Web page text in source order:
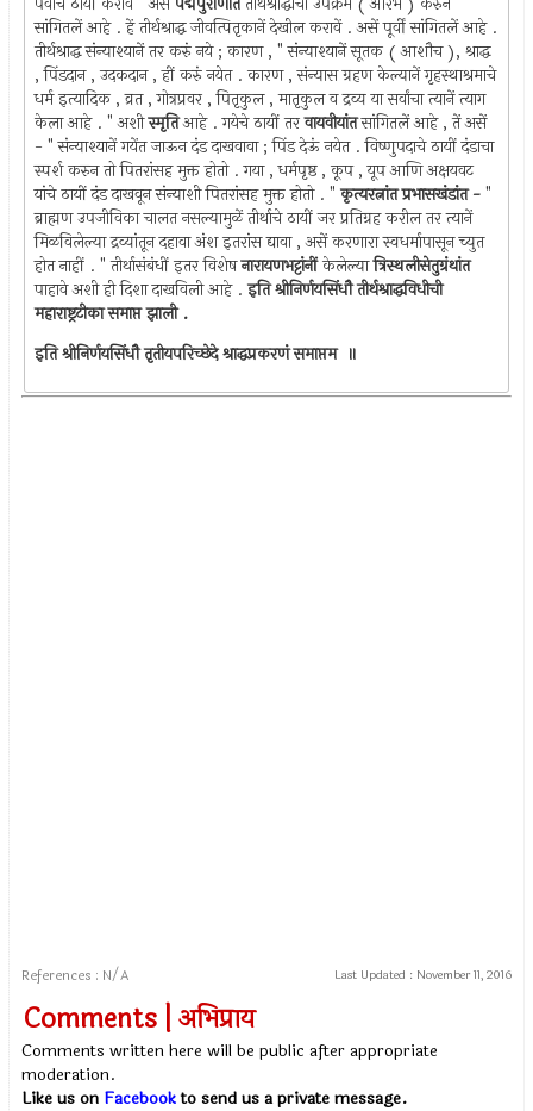
सांगितलें आहे . हें तीर्थश्राद्ध जीवत्पितृकानें देखील करावें . असें पूर्वीं सांगितलें आहे .
तीर्थश्राद्ध संन्याश्यानें तर करुं नये ; कारण , " संन्याश्यानें सूतक ( आशौच ), श्राद्ध
, पिंडदान , उदकदान , हीं करुं नयेत . कारण , संन्यास ग्रहण केल्यानें गृहस्थाश्रमाचे
धर्म इत्यादिक , व्रत , गोत्रप्रवर , पितृकुल , मातृकुल व द्रव्य या सर्वांचा त्यानें त्याग
केला आहे . " अशीस्मृतिआहे . गयेचे ठायीं तरवायवीयांतसांगितलें आहे , तें असें
- " संन्याश्यानें गयेंत जाऊन दंड दाखवावा ; पिंड देऊं नयेत . विष्णुपदाचे ठायीं दंडाचा
स्पर्श करुन तो पितरांसह मुक्त होतो . गया , धर्मपृष्ठ , कूप , यूप आणि अक्षयवट
यांचे ठायीं दंड दाखवून संन्याशी पितरांसह मुक्त होतो . "कृत्यरत्नांत प्रभासखंडांत -"
ब्राह्मण उपजीविका चालत नसल्यामुळें तीर्थाचे ठायीं जर प्रतिग्रह करील तर त्यानें
मिळविलेल्या द्रव्यांतून दहावा अंश इतरांस द्यावा , असें करणारा स्वधर्मापासून च्युत
होत नाहीं . " तीर्थासंबंधीं इतर विशेषनारायणभट्टांनींकेलेल्यात्रिस्थलीसेतुग्रंथांत
पाहावे अशी ही दिशा दाखविली आहे .इति श्रीनिर्णयसिंधौ तीर्थश्राद्धविधीची
महाराष्ट्रटीका समाप्त झाली .
इति श्रीनिर्णयसिंधौ तृतीयपरिच्छेदे श्राद्धप्रकरणं समाप्तम ‍ ॥
References : N/A Last Updated : November 11, 2016
Comments | अभिप्राय
Comments written here will be public after appropriate
moderation.
Like us on Facebookto send us a private message.